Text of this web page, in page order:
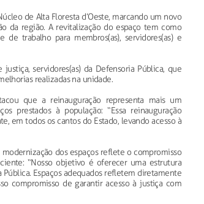
de Alta Floresta d’Oeste, marcando um novo
da região. A revitalização do espaço tem como
trabalho para membros(as), servidores(as) e
servidores(as) da Defensoria Pública, que
realizadas na unidade.
que a reinauguração representa mais um
prestados à população: “Essa reinauguração
em todos os cantos do Estado, levando acesso à
dos espaços reflete o compromisso
“Nosso objetivo é oferecer uma estrutura
Espaços adequados refletem diretamente
compromisso de garantir acesso à justiça com